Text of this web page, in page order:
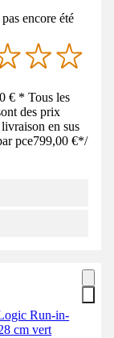
encore été
€ * Tous les
des prix
en sus
pce799,00 €*/
Run-in-
cm vert